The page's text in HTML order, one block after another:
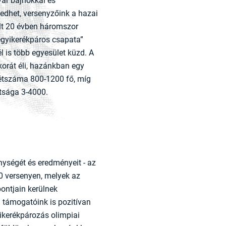
versenyzőink a hazai
20 évben háromszor
csapata”
is több egyesület küzd. A
éli, hazánkban egy
800-1200 fő, míg
3-4000.
és eredményeit - az
versenyen, melyek az
kerülnek
támogatóink is pozitívan
olimpiai